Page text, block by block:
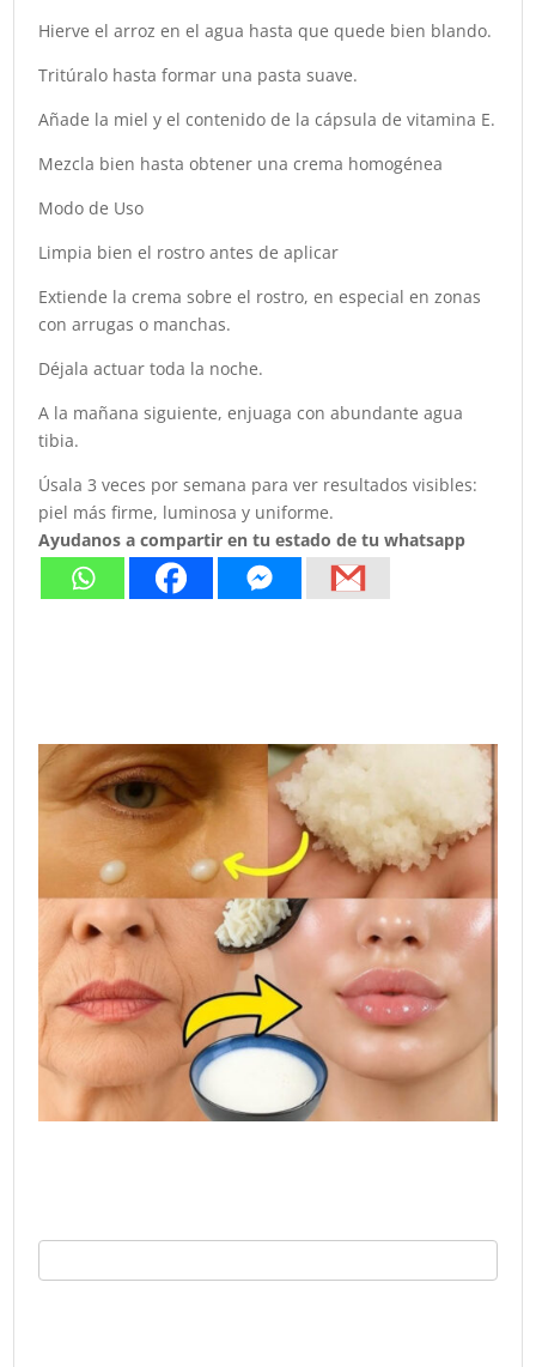
Hierve el arroz en el agua hasta que quede bien blando.
Tritúralo hasta formar una pasta suave.
Añade la miel y el contenido de la cápsula de vitamina E.
Mezcla bien hasta obtener una crema homogénea
Modo de Uso
Limpia bien el rostro antes de aplicar
Extiende la crema sobre el rostro, en especial en zonas
con arrugas o manchas.
Déjala actuar toda la noche.
A la mañana siguiente, enjuaga con abundante agua
tibia.
Úsala 3 veces por semana para ver resultados visibles:
piel más firme, luminosa y uniforme.
Ayudanos a compartir en tu estado de tu whatsapp